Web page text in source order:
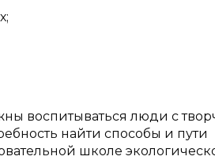
воспитываться люди с
найти способы и пути
школе